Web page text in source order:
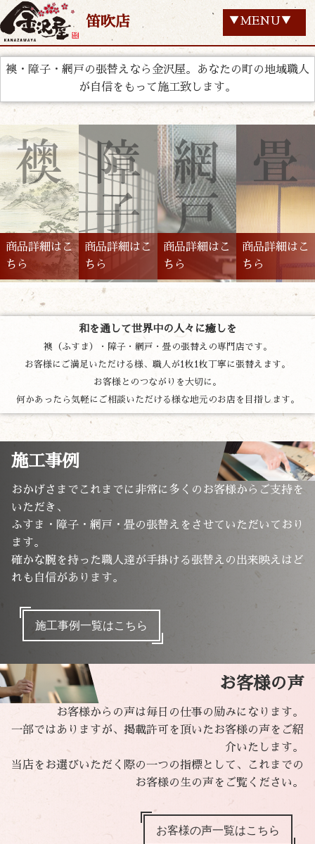
笛吹店 ▼MENU▼
襖・障子・網戸の張替えなら金沢屋。あなたの町の地域職人
が自信をもって施工致します。
商品詳細はこ
ちら
商品詳細はこ
ちら
商品詳細はこ
ちら
商品詳細はこ
ちら
和を通して世界中の人々に癒しを
襖（ふすま）・障子・網戸・畳の張替えの専門店です。
お客様にご満足いただける様、職人が1枚1枚丁寧に張替えます。
お客様とのつながりを大切に。
何かあったら気軽にご相談いただける様な地元のお店を目指します。
施工事例
おかげさまでこれまでに非常に多くのお客様からご支持を
いただき、
ふすま・障子・網戸・畳の張替えをさせていただいており
ます。
確かな腕を持った職人達が手掛ける張替えの出来映えはど
れも自信があります。
施工事例一覧はこちら
お客様の声
お客様からの声は毎日の仕事の励みになります。
一部ではありますが、掲載許可を頂いたお客様の声をご紹
介いたします。
当店をお選びいただく際の一つの指標として、これまでの
お客様の生の声をご覧ください。
お客様の声一覧はこちら